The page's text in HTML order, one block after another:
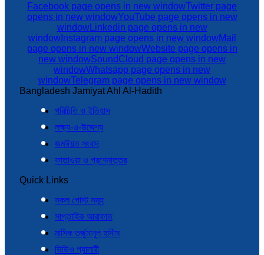
Facebook page opens in new windowTwitter page
opens in new windowYouTube page opens in new
windowLinkedin page opens in new
windowInstagram page opens in new windowMail
page opens in new windowWebsite page opens in
new windowSoundCloud page opens in new
windowWhatsapp page opens in new
windowTelegram page opens in new window
Bangladesh Jamiyat Ahl Al-Hadith
পরিচিতি ও ইতিহাস
লক্ষ্য-ও-উদ্দেশ্য
জমঈয়ত সংবাদ
ফাতাওয়া ও প্রশ্নোত্তর
Quick Links
সকল পোস্ট সমূহ
সাপ্তাহিক আরাফাত
মাসিক তর্জুমানুল হাদীস
ভিডিও গ্যালারী